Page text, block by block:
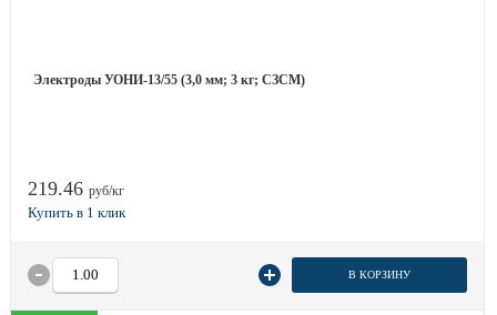
Электроды УОНИ-13/55 (3,0 мм; 3 кг; СЗСМ)
219.46 руб/кг
В КОРЗИНУ